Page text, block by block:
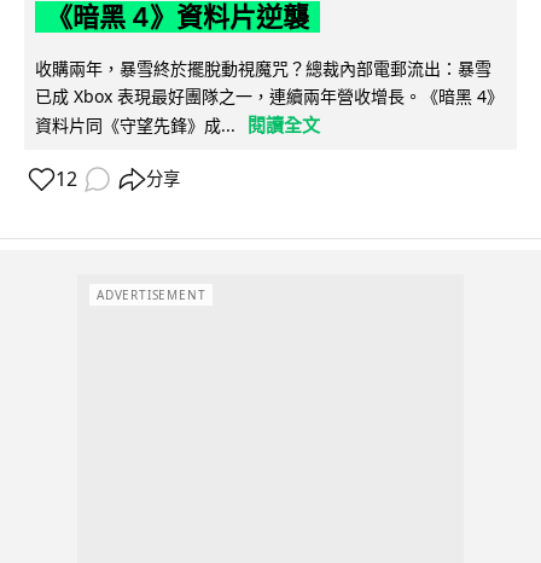
《暗黑 4》資料片逆襲
收購兩年，暴雪終於擺脫動視魔咒？總裁內部電郵流出：暴雪
已成 Xbox 表現最好團隊之一，連續兩年營收增長。《暗黑 4》
資料片同《守望先鋒》成...
閱讀全文
12 分享
ADVERTISEMENT